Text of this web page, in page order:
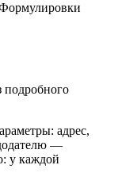
Формулировки
подробного
адрес,
—
у каждой